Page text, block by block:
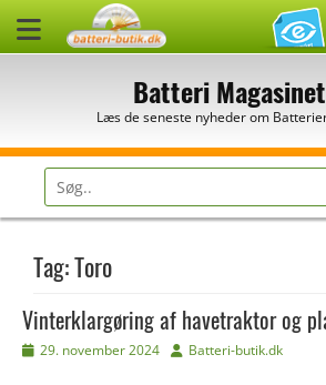
Batteri Magasinet
Læs de seneste nyheder om
Søg
efter:
Tag:Toro
Vinterklargøring af havetraktor og
Udgivet
29. november 2024 Forfatter
Batteri-butik.dk